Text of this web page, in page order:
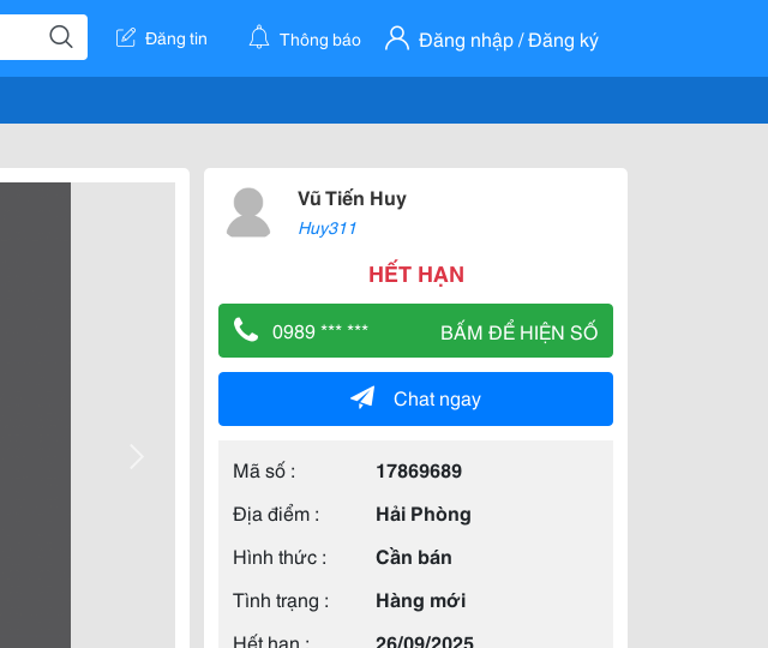
Đăng tin Thông báo Đăng nhập / Đăng ký
Vũ Tiến Huy
Huy311
HẾT HẠN
0989 *** *** BẤM ĐỂ HIỆN SỐ
Chat ngay
Mã số :
17869689
Địa điểm :
Hải Phòng
Hình thức :
Cần bán
Tình trạng :
Hàng mới
Hết hạn :
26/09/2025